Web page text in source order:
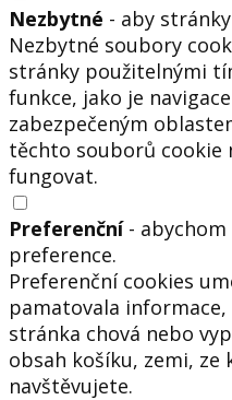
Nezbytné - aby
Nezbytné soubory
stránky použitelnými
funkce, jako je
zabezpečeným
těchto souborů cookie
fungovat.
Preferenční- abychom
preference.
Preferenční cookies
pamatovala
stránka chová nebo
obsah košíku, zemi, ze
navštěvujete.